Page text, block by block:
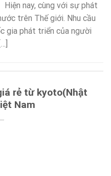
nay, cùng với sự phát
trên Thế giới. Nhu cầu
gia phát triển của người
rẻ từ kyoto(Nhật
Nam